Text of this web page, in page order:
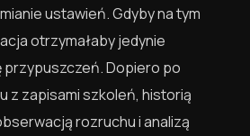
ustawień. Gdyby na tym
otrzymałaby jedynie
Dopiero po
z zapisami szkoleń, historią
rozruchu i analizą